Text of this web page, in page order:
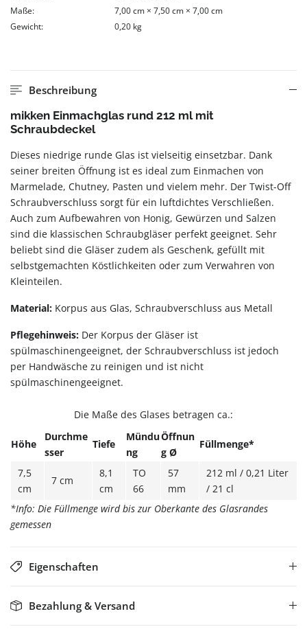
Maße:
7,00 cm × 7,50 cm × 7,00 cm
Gewicht:
0,20 kg
Beschreibung
mikken Einmachglas rund 212 ml mit
Schraubdeckel
Dieses niedrige runde Glas ist vielseitig einsetzbar. Dank
seiner breiten Öffnung ist es ideal zum Einmachen von
Marmelade, Chutney, Pasten und vielem mehr. Der Twist-Off
Schraubverschluss sorgt für ein luftdichtes Verschließen.
Auch zum Aufbewahren von Honig, Gewürzen und Salzen
sind die klassischen Schraubgläser perfekt geeignet. Sehr
beliebt sind die Gläser zudem als Geschenk, gefüllt mit
selbstgemachten Köstlichkeiten oder zum Verwahren von
Kleinteilen.
Material: Korpus aus Glas, Schraubverschluss aus Metall
Pflegehinweis: Der Korpus der Gläser ist
spülmaschinengeeignet, der Schraubverschluss ist jedoch
per Handwäsche zu reinigen und ist nicht
spülmaschinengeeignet.
Die Maße des Glases betragen ca.:
Höhe
Durchme
sser
Tiefe
Mündu
ng
Öffnun
g Ø
Füllmenge*
7,5
cm
7 cm
8,1
cm
TO
66
57
mm
212 ml / 0,21 Liter
/ 21 cl
*Info: Die Füllmenge wird bis zur Oberkante des Glasrandes
gemessen
Eigenschaften
Bezahlung & Versand